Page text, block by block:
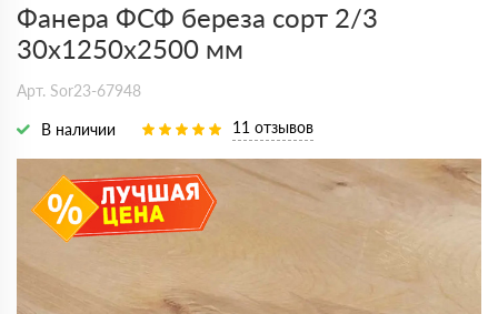
Фанера ФСФ береза сорт 2/3
30х1250х2500 мм
Арт. Sor23-67948
В наличии 11 отзывов